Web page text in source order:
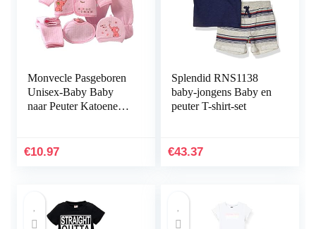
Monvecle Pasgeboren
Unisex-Baby Baby
naar Peuter Katoenen
€10.97
Splendid RNS1138
baby-jongens Baby en
peuter T-shirt-set
€43.37